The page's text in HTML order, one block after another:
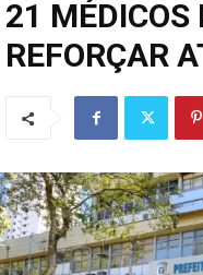
21 MÉDICOS
REFORÇAR